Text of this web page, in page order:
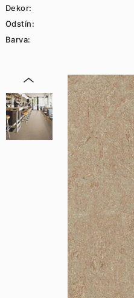
Dekor:
Odstín:
Barva: